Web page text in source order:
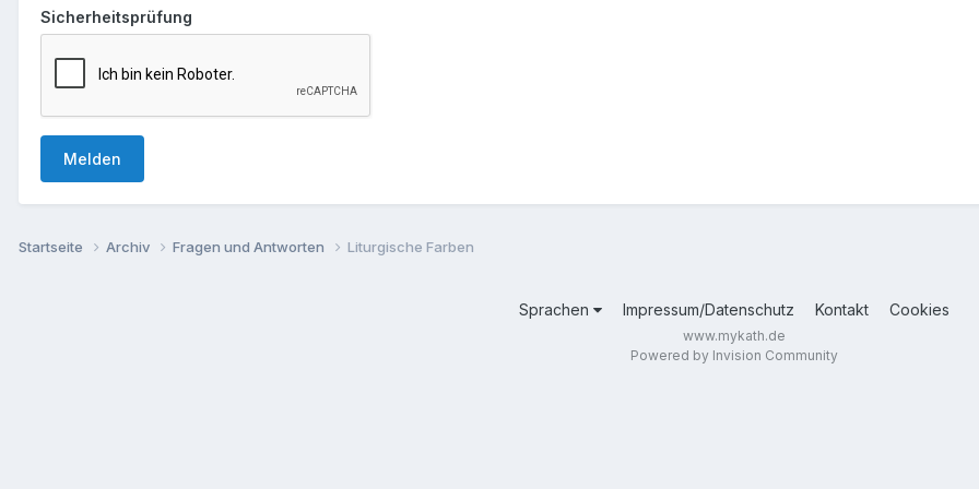
Sicherheitsprüfung
Melden
Startseite Archiv Fragen und Antworten Liturgische Farben
Sprachen Impressum/Datenschutz Kontakt Cookies
www.mykath.de
Powered by Invision Community